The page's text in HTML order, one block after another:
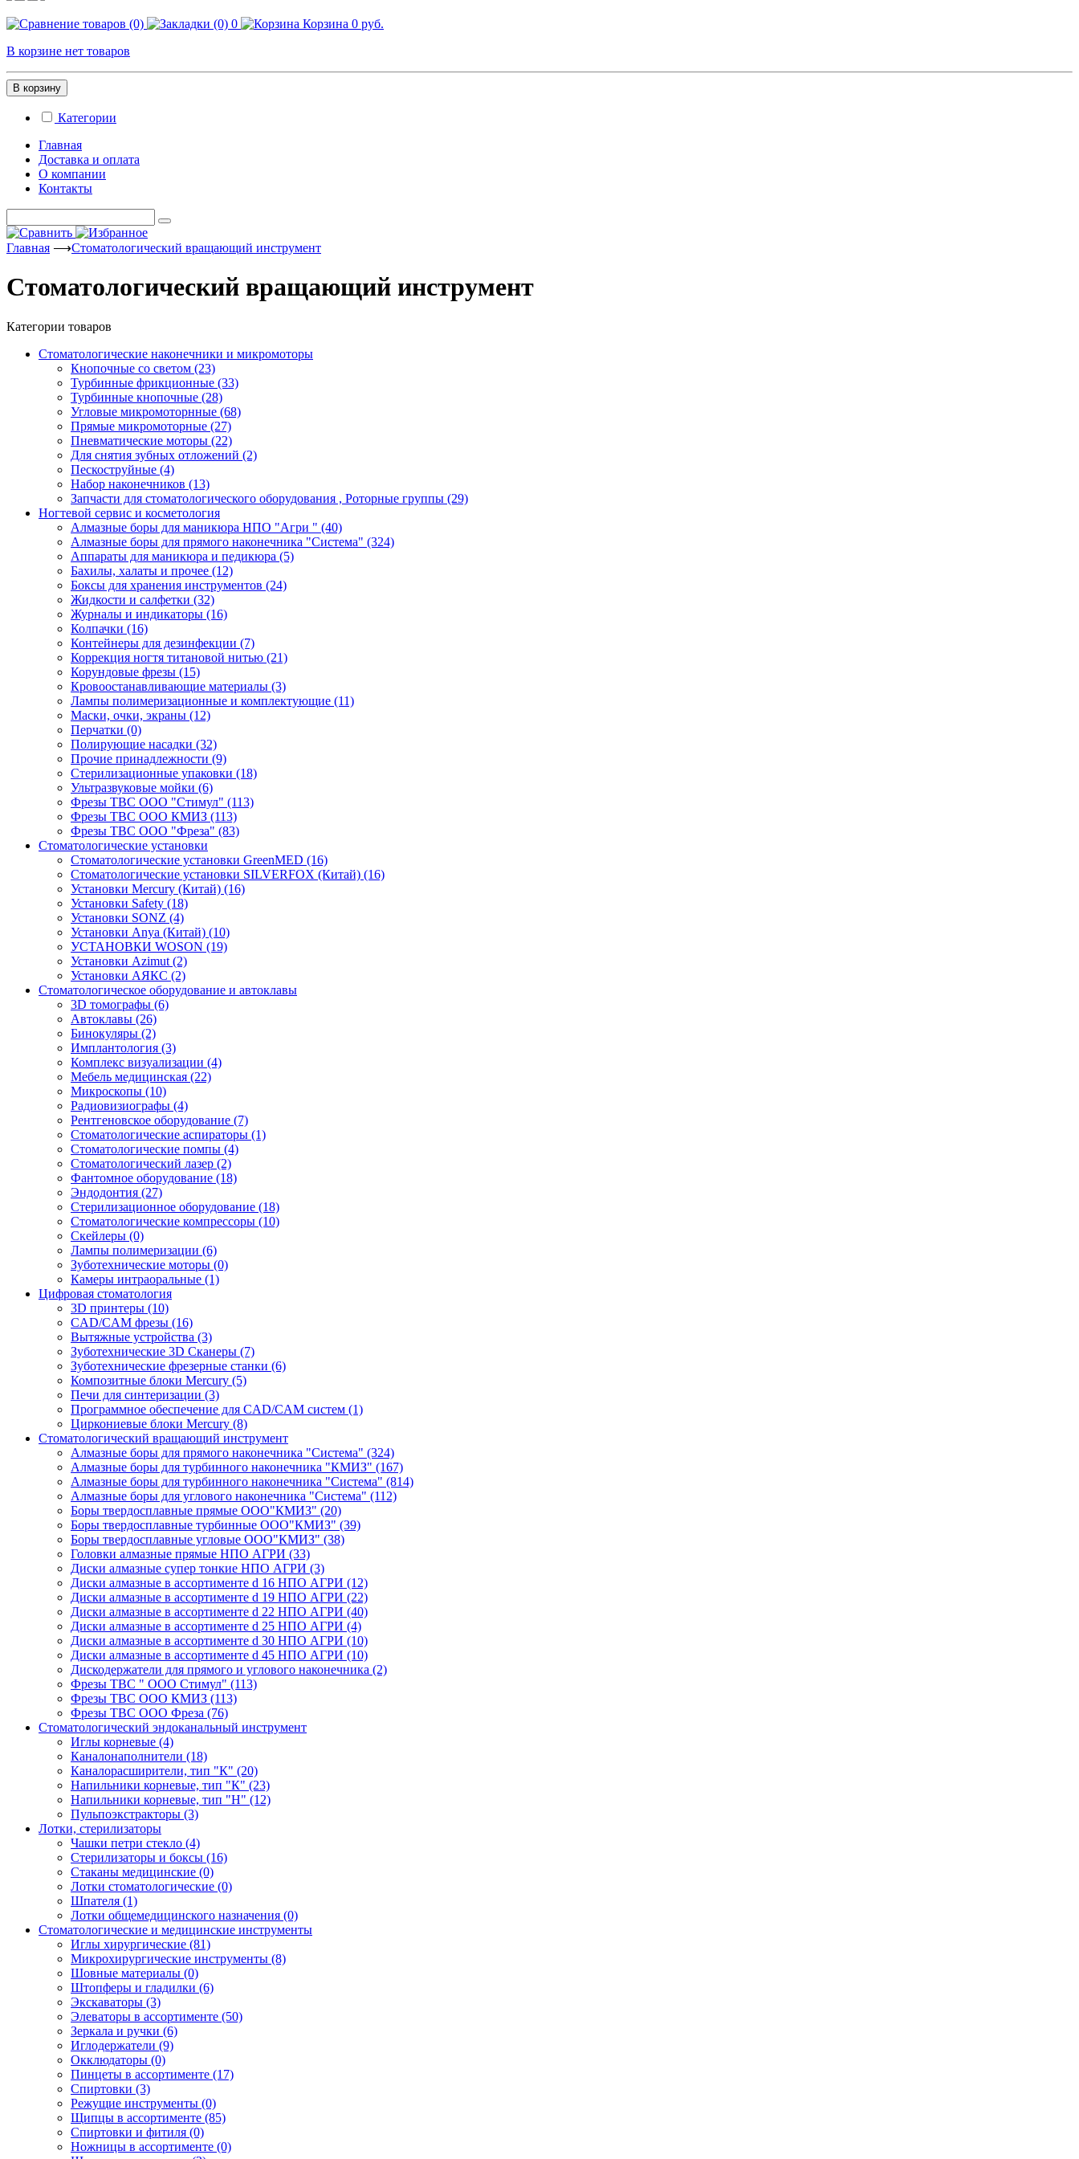
0 Корзина 0 руб.
В корзине нет товаров
В корзину
Категории
Главная
Доставка и оплата
О компании
Контакты
Главная ⟶Стоматологический вращающий инструмент
Стоматологический вращающий инструмент
Категории товаров
Стоматологические наконечники и микромоторы
Кнопочные со светом (23)
Турбинные фрикционные (33)
Турбинные кнопочные (28)
Угловые микромоторнные (68)
Прямые микромоторные (27)
Пневматические моторы (22)
Для снятия зубных отложений (2)
Пескоструйные (4)
Набор наконечников (13)
Запчасти для стоматологического оборудования , Роторные группы (29)
Ногтевой сервис и косметология
Алмазные боры для маникюра НПО "Агри " (40)
Алмазные боры для прямого наконечника "Система" (324)
Аппараты для маникюра и педикюра (5)
Бахилы, халаты и прочее (12)
Боксы для хранения инструментов (24)
Жидкости и салфетки (32)
Журналы и индикаторы (16)
Колпачки (16)
Контейнеры для дезинфекции (7)
Коррекция ногтя титановой нитью (21)
Корундовые фрезы (15)
Кровоостанавливающие материалы (3)
Лампы полимеризационные и комплектующие (11)
Маски, очки, экраны (12)
Перчатки (0)
Полирующие насадки (32)
Прочие принадлежности (9)
Стерилизационные упаковки (18)
Ультразвуковые мойки (6)
Фрезы ТВС ООО "Стимул" (113)
Фрезы ТВС ООО КМИЗ (113)
Фрезы ТВС ООО "Фреза" (83)
Стоматологические установки
Стоматологические установки GreenMED (16)
Стоматологические установки SILVERFOX (Китай) (16)
Установки Mercury (Китай) (16)
Установки Safety (18)
Установки SONZ (4)
Установки Anya (Китай) (10)
УСТАНОВКИ WOSON (19)
Установки Аzimut (2)
Установки АЯКС (2)
Стоматологическое оборудование и автоклавы
3D томографы (6)
Автоклавы (26)
Бинокуляры (2)
Имплантология (3)
Комплекс визуализации (4)
Мебель медицинская (22)
Микроскопы (10)
Радиовизиографы (4)
Рентгеновское оборудование (7)
Стоматологические аспираторы (1)
Стоматологические помпы (4)
Стоматологический лазер (2)
Фантомное оборудование (18)
Эндодонтия (27)
Стерилизационное оборудование (18)
Стоматологические компрессоры (10)
Скейлеры (0)
Лампы полимеризации (6)
Зуботехнические моторы (0)
Камеры интраоральные (1)
Цифровая стоматология
3D принтеры (10)
CAD/CAM фрезы (16)
Вытяжные устройства (3)
Зуботехнические 3D Сканеры (7)
Зуботехнические фрезерные станки (6)
Композитные блоки Mercury (5)
Печи для синтеризации (3)
Программное обеспечение для CAD/CAM систем (1)
Циркониевые блоки Mercury (8)
Стоматологический вращающий инструмент
Алмазные боры для прямого наконечника "Система" (324)
Алмазные боры для турбинного наконечника "КМИЗ" (167)
Алмазные боры для турбинного наконечника "Система" (814)
Алмазные боры для углового наконечника "Система" (112)
Боры твердосплавные прямые ООО"КМИЗ" (20)
Боры твердосплавные турбинные ООО"КМИЗ" (39)
Боры твердосплавные угловые ООО"КМИЗ" (38)
Головки алмазные прямые НПО АГРИ (33)
Диски алмазные супер тонкие НПО АГРИ (3)
Диски алмазные в ассортименте d 16 НПО АГРИ (12)
Диски алмазные в ассортименте d 19 НПО АГРИ (22)
Диски алмазные в ассортименте d 22 НПО АГРИ (40)
Диски алмазные в ассортименте d 25 НПО АГРИ (4)
Диски алмазные в ассортименте d 30 НПО АГРИ (10)
Диски алмазные в ассортименте d 45 НПО АГРИ (10)
Дискодержатели для прямого и углового наконечника (2)
Фрезы ТВС " ООО Стимул" (113)
Фрезы ТВС ООО КМИЗ (113)
Фрезы ТВС ООО Фреза (76)
Стоматологический эндоканальный инструмент
Иглы корневые (4)
Каналонаполнители (18)
Каналорасширители, тип "К" (20)
Напильники корневые, тип "К" (23)
Напильники корневые, тип "Н" (12)
Пульпоэкстракторы (3)
Лотки, стерилизаторы
Чашки петри стекло (4)
Стерилизаторы и боксы (16)
Стаканы медицинские (0)
Лотки стоматологические (0)
Шпателя (1)
Лотки общемедицинского назначения (0)
Стоматологические и медицинские инструменты
Иглы хирургические (81)
Микрохирургические инструменты (8)
Шовные материалы (0)
Штопферы и гладилки (6)
Экскаваторы (3)
Элеваторы в ассортименте (50)
Зеркала и ручки (6)
Иглодержатели (9)
Окклюдаторы (0)
Пинцеты в ассортименте (17)
Спиртовки (3)
Режущие инструменты (0)
Щипцы в ассортименте (85)
Спиртовки и фитиля (0)
Ножницы в ассортименте (0)